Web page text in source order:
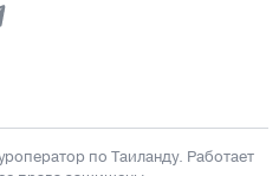
по Таиланду. Работает